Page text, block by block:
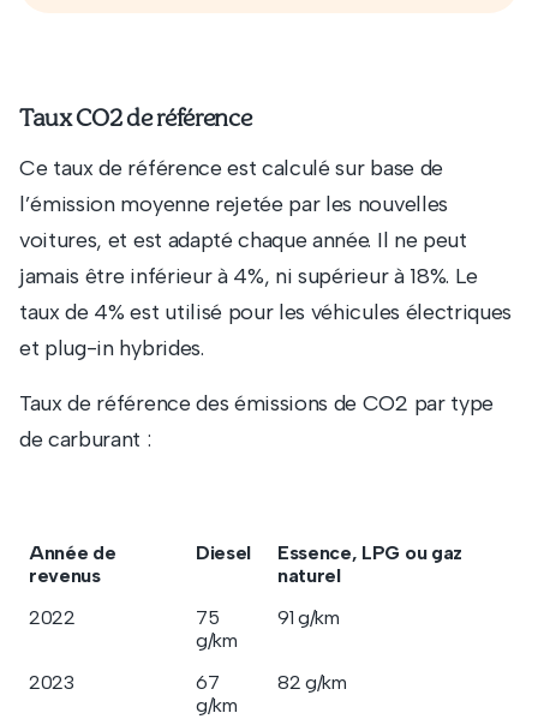
Taux CO2 de référence
Ce taux de référence est calculé sur base de
l’émission moyenne rejetée par les nouvelles
voitures, et est adapté chaque année. Il ne peut
jamais être inférieur à 4%, ni supérieur à 18%. Le
taux de 4% est utilisé pour les véhicules électriques
et plug-in hybrides.
Taux de référence des émissions de CO2 par type
de carburant :
Année de
revenus
Diesel
Essence, LPG ou gaz
naturel
2022
75
g/km
91 g/km
2023
67
g/km
82 g/km